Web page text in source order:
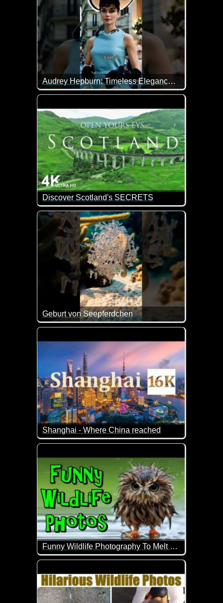
Audrey Hepburn: Timeless Elegance That Still Captivates
Audrey Hepburn ist eine beeindruckende
Discover Scotland's SECRETS
Wunderschöne Eindrücke von Schottland.
Geburt von Seepferdchen
Was für ein tolles Video über die Geburt von
Shanghai - Where China reached
Shanghai, die größte Stadt Chinas und ein
Funny Wildlife Photography To Melt Your Heart
Super schöne und auch lustige Bilder von Tieren